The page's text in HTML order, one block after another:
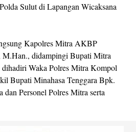
Sulut di Lapangan Wicaksana
Kapolres Mitra AKBP
didampingi Bupati Mitra
Waka Polres Mitra Kompol
Bupati Minahasa Tenggara Bpk.
dan Personel Polres Mitra serta